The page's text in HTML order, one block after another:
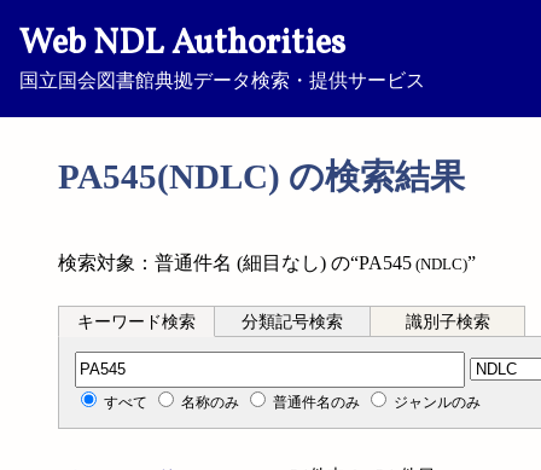
Web NDL Authorities
国立国会図書館典拠データ検索・提供サービス
PA545(NDLC) の検索結果
検索対象：普通件名 (細目なし) の“PA545 (NDLC)”
キーワード検索 分類記号検索 識別子検索
分類記号検索
すべて 名称のみ 普通件名のみ ジャンルのみ